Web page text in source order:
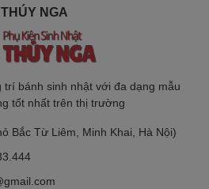
NGA
trí bánh sinh nhật với đa dạng mẫu
tốt nhất trên thị trường
Bắc Từ Liêm, Minh Khai, Hà Nội)